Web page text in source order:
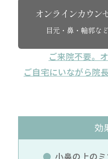
オンラインカウン
目元・鼻・輪郭な
ご来院不要。
ご自宅にいながら院
効